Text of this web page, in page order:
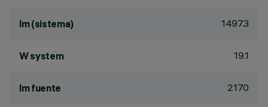
lm (sistema) 1497.3
W system 19.1
lm fuente 2170